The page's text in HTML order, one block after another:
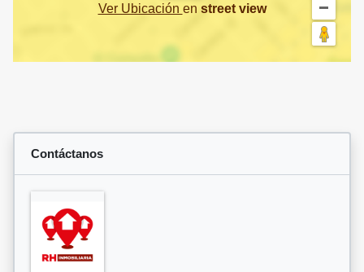
Ver Ubicación en street view
Contáctanos